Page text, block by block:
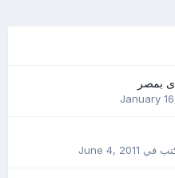
بمصر
January
في June 4, 2011